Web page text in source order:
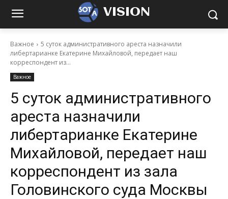
VISION
Важное
5 суток административного ареста назначили
либертарианке Екатерине Михайловой, передает наш
корреспондент из...
Важное
5 суток административного
ареста назначили
либертарианке Екатерине
Михайловой, передает наш
корреспондент из зала
Головинского суда Москвы